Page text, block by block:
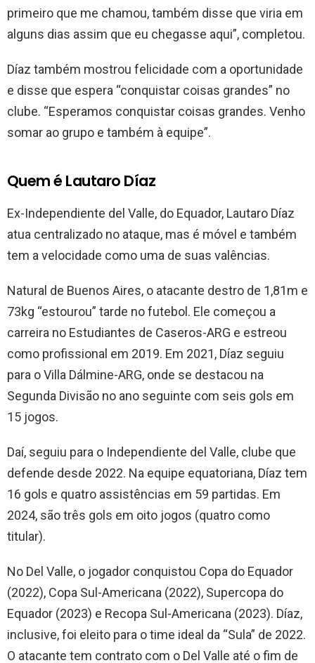
primeiro que me chamou, também disse que viria em
alguns dias assim que eu chegasse aqui”, completou.
Díaz também mostrou felicidade com a oportunidade
e disse que espera “conquistar coisas grandes” no
clube. “Esperamos conquistar coisas grandes. Venho
somar ao grupo e também à equipe”.
Quem é Lautaro Díaz
Ex-Independiente del Valle, do Equador, Lautaro Díaz
atua centralizado no ataque, mas é móvel e também
tem a velocidade como uma de suas valências.
Natural de Buenos Aires, o atacante destro de 1,81m e
73kg “estourou” tarde no futebol. Ele começou a
carreira no Estudiantes de Caseros-ARG e estreou
como profissional em 2019. Em 2021, Díaz seguiu
para o Villa Dálmine-ARG, onde se destacou na
Segunda Divisão no ano seguinte com seis gols em
15 jogos.
Daí, seguiu para o Independiente del Valle, clube que
defende desde 2022. Na equipe equatoriana, Díaz tem
16 gols e quatro assistências em 59 partidas. Em
2024, são três gols em oito jogos (quatro como
titular).
No Del Valle, o jogador conquistou Copa do Equador
(2022), Copa Sul-Americana (2022), Supercopa do
Equador (2023) e Recopa Sul-Americana (2023). Díaz,
inclusive, foi eleito para o time ideal da “Sula” de 2022.
O atacante tem contrato com o Del Valle até o fim de